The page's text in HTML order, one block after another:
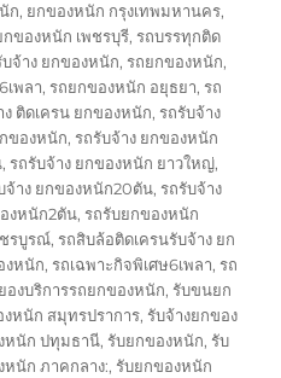
ก, ยกของหนัก กรุงเทพมหานคร,
กของหนัก เพชรบุรี,รถบรรทุกติด
บจ้าง ยกของหนัก,รถยกของหนัก,
เพลา,รถยกของหนัก อยุธยา,รถ
ง ติดเครน ยกของหนัก,รถรับจ้าง
ของหนัก,รถรับจ้าง ยกของหนัก
,รถรับจ้าง ยกของหนัก ยาวใหญ่,
จ้าง ยกของหนัก20ตัน,รถรับจ้าง
งหนัก2ตัน,รถรับยกของหนัก
รบูรณ์,รถสิบล้อติดเครนรับจ้าง ยก
งหนัก,รถเฉพาะกิจพิเศษ6เพลา,รถ
องบริการรถยกของหนัก,รับขนยก
งหนัก สมุทรปราการ,รับจ้างยกของ
หนัก ปทุมธานี,รับยกของหนัก,รับ
หนัก ภาคกลาง:,รับยกของหนัก